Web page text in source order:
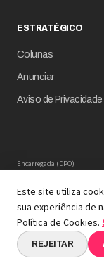
ESTRATÉGICO
Colunas
Anunciar
Aviso de Privacidade
Encarregada (DPO)
Solicitação de Titular –
Preencher o formulário
© 2026 Revista
A REVISTA COM
ESSÊNCIA
Este site utiliza
sua experiência de
Política de Cookies.
REJEITAR